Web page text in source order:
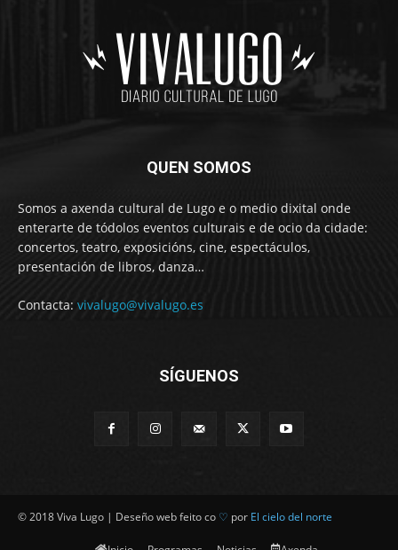
QUEN SOMOS
Somos a axenda cultural de Lugo e o medio dixital onde
enterarte de tódolos eventos culturais e de ocio da cidade:
concertos, teatro, exposicións, cine, espectáculos,
presentación de libros, danza…
Contacta: vivalugo@vivalugo.es
SÍGUENOS
© 2018 Viva Lugo | Deseño web feito co ♡ por El cielo del norte